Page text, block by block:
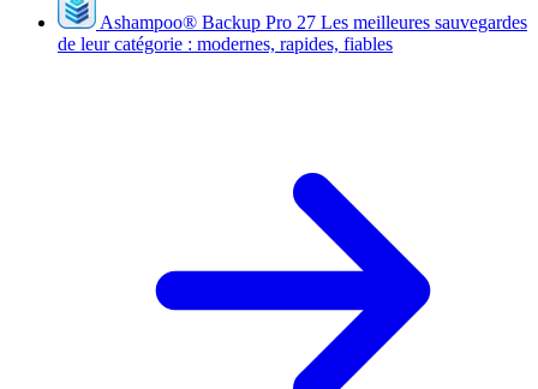
Ashampoo® Backup Pro 27 Les meilleures sauvegardes
de leur catégorie : modernes, rapides, fiables